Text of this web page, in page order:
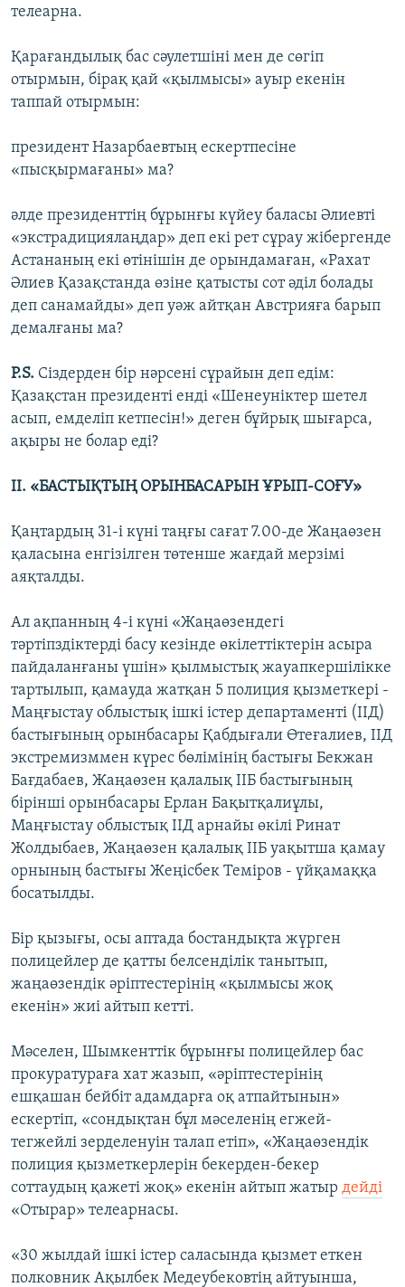
телеарна.
Қарағандылық бас сәулетшіні мен де сөгіп
отырмын, бірақ қай «қылмысы» ауыр екенін
таппай отырмын:
президент Назарбаевтың ескертпесіне
«пысқырмағаны» ма?
әлде президенттің бұрынғы күйеу баласы Әлиевті
«экстрадициялаңдар» деп екі рет сұрау жібергенде
Астананың екі өтінішін де орындамаған, «Рахат
Әлиев Қазақстанда өзіне қатысты сот әділ болады
деп санамайды» деп уәж айтқан Австрияға барып
демалғаны ма?
P.S. Сіздерден бір нәрсені сұрайын деп едім:
Қазақстан президенті енді «Шенеуніктер шетел
асып, емделіп кетпесін!» деген бұйрық шығарса,
ақыры не болар еді?
ІІ. «БАСТЫҚТЫҢ ОРЫНБАСАРЫН ҰРЫП-СОҒУ»
Қаңтардың 31-і күні таңғы сағат 7.00-де Жаңаөзен
қаласына енгізілген төтенше жағдай мерзімі
аяқталды.
Ал ақпанның 4-і күні «Жаңаөзендегі
тәртіпздіктерді басу кезінде өкілеттіктерін асыра
пайдаланғаны үшін» қылмыстық жауапкершілікке
тартылып, қамауда жатқан 5 полиция қызметкері -
Маңғыстау облыстық ішкі істер департаменті (ІІД)
бастығының орынбасары Қабдығали Өтеғалиев, ІІД
экстремизммен күрес бөлімінің бастығы Бекжан
Бағдабаев, Жаңаөзен қалалық ІІБ бастығының
бірінші орынбасары Ерлан Бақытқалиұлы,
Маңғыстау облыстық ІІД арнайы өкілі Ринат
Жолдыбаев, Жаңаөзен қалалық ІІБ уақытша қамау
орнының бастығы Жеңісбек Теміров - үйқамаққа
босатылды.
Бір қызығы, осы аптада бостандықта жүрген
полицейлер де қатты белсенділік танытып,
жаңаөзендік әріптестерінің «қылмысы жоқ
екенін» жиі айтып кетті.
Мәселен, Шымкенттік бұрынғы полицейлер бас
прокуратураға хат жазып, «әріптестерінің
ешқашан бейбіт адамдарға оқ атпайтынын»
ескертіп, «сондықтан бұл мәселенің егжей-
тегжейлі зерделенуін талап етіп», «Жаңаөзендік
полиция қызметкерлерін бекерден-бекер
соттаудың қажеті жоқ» екенін айтып жатыр дейді
«Отырар» телеарнасы.
«30 жылдай ішкі істер саласында қызмет еткен
полковник Ақылбек Медеубековтің айтуынша,